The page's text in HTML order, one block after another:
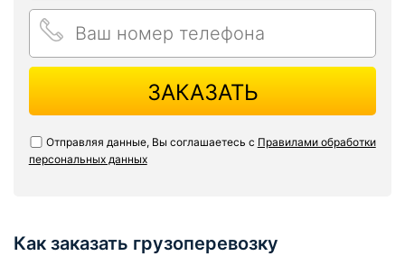
ЗАКАЗАТЬ
Отправляя данные, Вы соглашаетесь с Правилами обработки
персональных данных
Как заказать грузоперевозку